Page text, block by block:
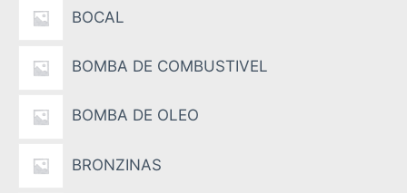
BOCAL
BOMBA DE COMBUSTIVEL
BOMBA DE OLEO
BRONZINAS